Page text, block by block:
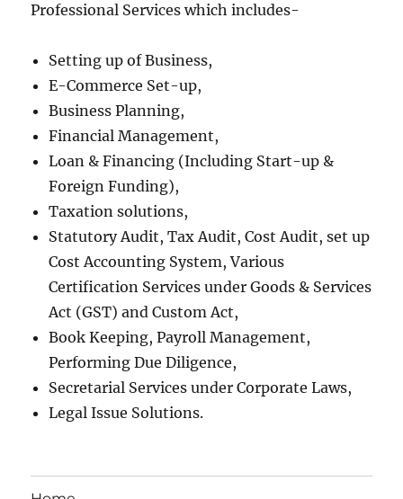
Professional Services which includes-
Setting up of Business,
E-Commerce Set-up,
Business Planning,
Financial Management,
Loan & Financing (Including Start-up &
Foreign Funding),
Taxation solutions,
Statutory Audit, Tax Audit, Cost Audit, set up
Cost Accounting System, Various
Certification Services under Goods & Services
Act (GST) and Custom Act,
Book Keeping, Payroll Management,
Performing Due Diligence,
Secretarial Services under Corporate Laws,
Legal Issue Solutions.